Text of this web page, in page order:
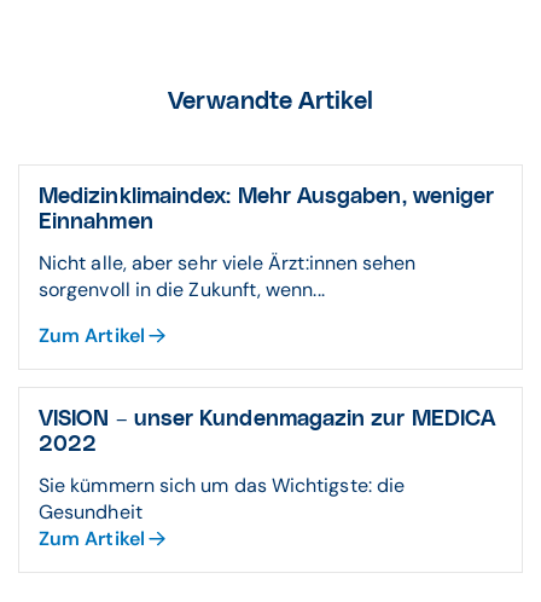
Verwandte Artikel
Medizinklimaindex: Mehr Ausgaben, weniger
Einnahmen
Nicht alle, aber sehr viele Ärzt:innen sehen
sorgenvoll in die Zukunft, wenn...
Zum Artikel
VISION – unser Kundenmagazin zur MEDICA
2022
Sie kümmern sich um das Wichtigste: die
Gesundheit
Zum Artikel